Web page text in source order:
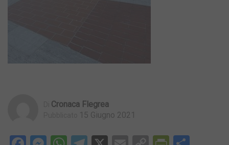
Cronaca Flegrea
15 Giugno 2021